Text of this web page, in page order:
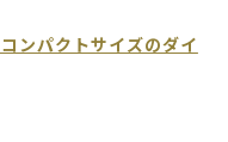
ンパクトサイズのダイ